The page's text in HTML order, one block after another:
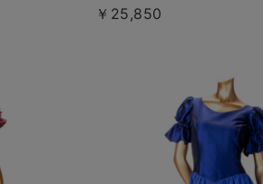
￥25,850